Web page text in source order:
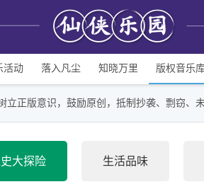
活动 落入凡尘 知晓万里 版权音乐
立正版意识，鼓励原创，抵制抄袭、剽窃、
大探险 生活品味